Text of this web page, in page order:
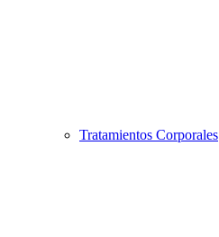
Tratamientos Corporales